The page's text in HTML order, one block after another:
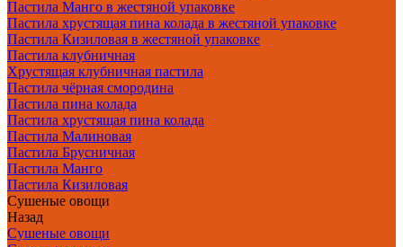
Пастила Манго в жестяной упаковке
Пастила хрустящая пина колада в жестяной упаковке
Пастила Кизиловая в жестяной упаковке
Пастила клубничная
Хрустящая клубничная пастила
Пастила чёрная смородина
Пастила пина колада
Пастила хрустящая пина колада
Пастила Малиновая
Пастила Брусничная
Пастила Манго
Пастила Кизиловая
Сушеные овощи
Назад
Сушеные овощи